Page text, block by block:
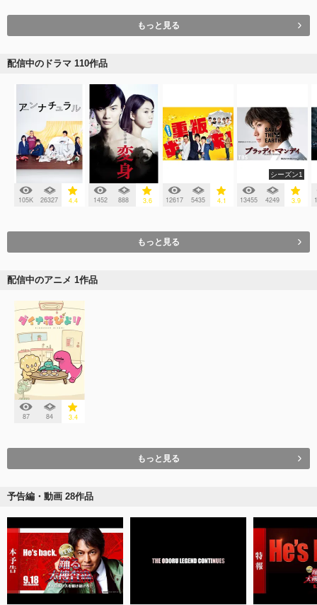
もっと見る
配信中のドラマ 110作品
105K 26327 4.4 1452 888 3.6 12617 5435 4.1
シーズン1
13455 4249 3.9
もっと見る
配信中のアニメ 1作品
87 84 3.4
もっと見る
予告編・動画 28作品